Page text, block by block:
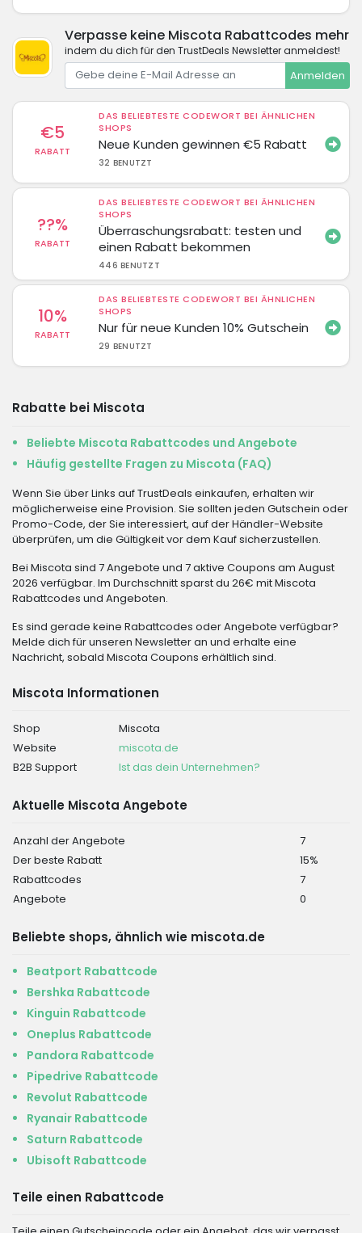
Verpasse keine Miscota Rabattcodes mehr
indem du dich für den TrustDeals Newsletter anmeldest!
Anmelden
€5
RABATT
DAS BELIEBTESTE CODEWORT BEI ÄHNLICHEN
SHOPS
Neue Kunden gewinnen €5 Rabatt
32 BENUTZT
??%
RABATT
DAS BELIEBTESTE CODEWORT BEI ÄHNLICHEN
SHOPS
Überraschungsrabatt: testen und
einen Rabatt bekommen
446 BENUTZT
10%
RABATT
DAS BELIEBTESTE CODEWORT BEI ÄHNLICHEN
SHOPS
Nur für neue Kunden 10% Gutschein
29 BENUTZT
Rabatte bei Miscota
Beliebte Miscota Rabattcodes und Angebote
Häufig gestellte Fragen zu Miscota (FAQ)
Wenn Sie über Links auf TrustDeals einkaufen, erhalten wir
möglicherweise eine Provision. Sie sollten jeden Gutschein oder
Promo-Code, der Sie interessiert, auf der Händler-Website
überprüfen, um die Gültigkeit vor dem Kauf sicherzustellen.
Bei Miscota sind 7 Angebote und 7 aktive Coupons am August
2026 verfügbar. Im Durchschnitt sparst du 26€ mit Miscota
Rabattcodes und Angeboten.
Es sind gerade keine Rabattcodes oder Angebote verfügbar?
Melde dich für unseren Newsletter an und erhalte eine
Nachricht, sobald Miscota Coupons erhältlich sind.
Miscota Informationen
Shop
Miscota
Website
miscota.de
B2B Support
Ist das dein Unternehmen?
Aktuelle Miscota Angebote
Anzahl der Angebote
7
Der beste Rabatt
15%
Rabattcodes
7
Angebote
0
Beliebte shops, ähnlich wie miscota.de
Beatport Rabattcode
Bershka Rabattcode
Kinguin Rabattcode
Oneplus Rabattcode
Pandora Rabattcode
Pipedrive Rabattcode
Revolut Rabattcode
Ryanair Rabattcode
Saturn Rabattcode
Ubisoft Rabattcode
Teile einen Rabattcode